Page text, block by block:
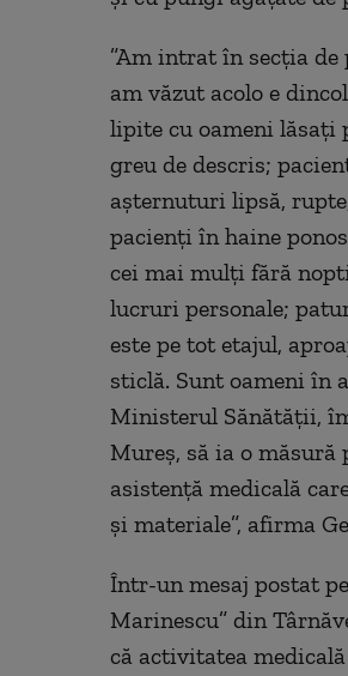
”Am intrat în secţia
am văzut acolo e
lipite cu oameni lăsaţi
greu de descris;
aşternuturi lipsă,
pacienţi în haine
cei mai mulţi fără
lucruri personale;
este pe tot etajul,
sticlă. Sunt oameni în
Ministerul Sănătăţii,
Mureş, să ia o
asistenţă medicală
şi materiale”, afirma
Într-un mesaj postat
Marinescu” din
că activitatea